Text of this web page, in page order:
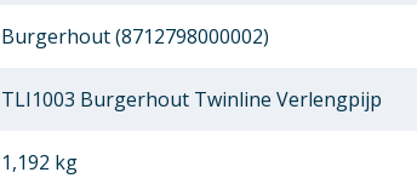
Burgerhout (8712798000002)
TLI1003 Burgerhout Twinline Verlengpijp
1,192 kg